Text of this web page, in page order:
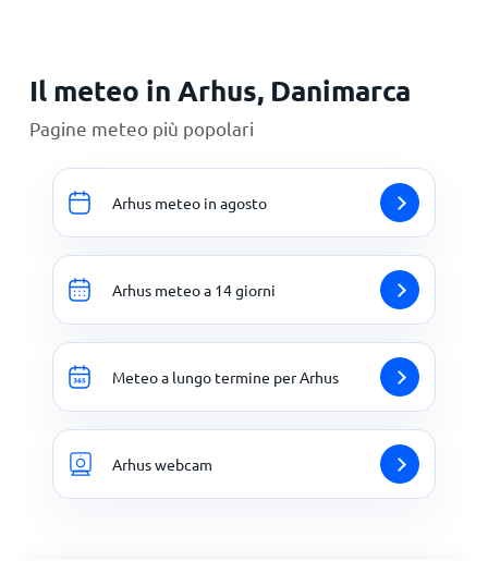
Il meteo in Arhus, Danimarca
Pagine meteo più popolari
Arhus meteo in agosto
Arhus meteo a 14 giorni
Meteo a lungo termine per Arhus
Arhus webcam